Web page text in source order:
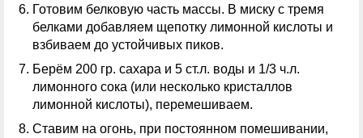
Готовим белковую часть массы. В миску с тремя
белками добавляем щепотку лимонной кислоты и
взбиваем до устойчивых пиков.
Берём 200 гр. сахара и 5 ст.л. воды и 1/3 ч.л.
лимонного сока (или несколько кристаллов
лимонной кислоты), перемешиваем.
Ставим на огонь, при постоянном помешивании,